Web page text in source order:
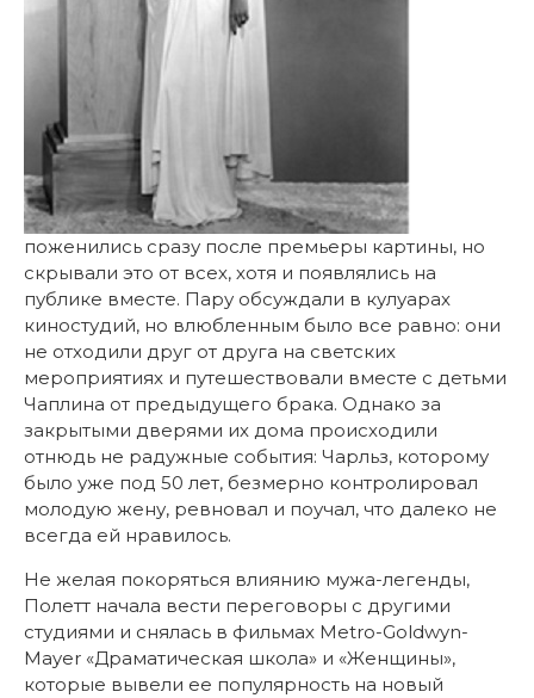
поженились сразу после премьеры картины, но
скрывали это от всех, хотя и появлялись на
публике вместе. Пару обсуждали в кулуарах
киностудий, но влюбленным было все равно: они
не отходили друг от друга на светских
мероприятиях и путешествовали вместе с детьми
Чаплина от предыдущего брака. Однако за
закрытыми дверями их дома происходили
отнюдь не радужные события: Чарльз, которому
было уже под 50 лет, безмерно контролировал
молодую жену, ревновал и поучал, что далеко не
всегда ей нравилось.
Не желая покоряться влиянию мужа-легенды,
Полетт начала вести переговоры с другими
студиями и снялась в фильмах Metro-Goldwyn-
Mayer «Драматическая школа» и «Женщины»,
которые вывели ее популярность на новый